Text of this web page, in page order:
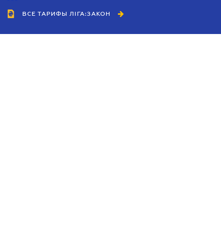
ВСЕ ТАРИФЫ ЛІГА:ЗАКОН